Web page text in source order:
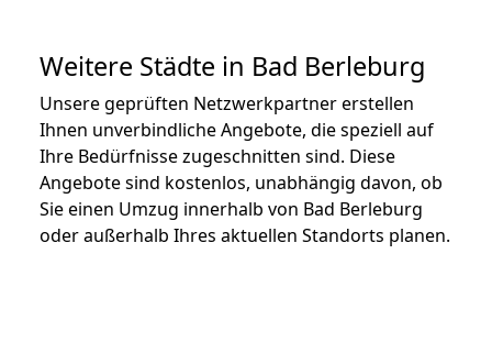
Weitere Städte in Bad Berleburg
Unsere geprüften Netzwerkpartner erstellen
Ihnen unverbindliche Angebote, die speziell auf
Ihre Bedürfnisse zugeschnitten sind. Diese
Angebote sind kostenlos, unabhängig davon, ob
Sie einen Umzug innerhalb von Bad Berleburg
oder außerhalb Ihres aktuellen Standorts planen.